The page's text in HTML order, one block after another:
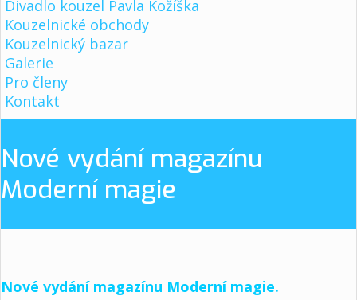
Divadlo kouzel Pavla Kožíška
Kouzelnické obchody
Kouzelnický bazar
Galerie
Pro členy
Kontakt
Nové vydání magazínu
Moderní magie
Nové vydání magazínu Moderní magie.